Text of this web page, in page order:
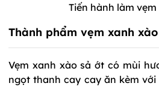
Tiến hành làm
Thành phẩm vẹm xanh
Vẹm xanh xào sả ớt có mùi
ngọt thanh cay cay ăn kèm